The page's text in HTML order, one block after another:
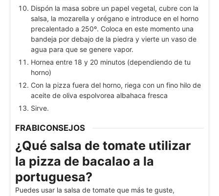
Dispón la masa sobre un papel vegetal, cubre con la
salsa, la mozarella y orégano e introduce en el horno
precalentado a 250º. Coloca en este momento una
bandeja por debajo de la piedra y vierte un vaso de
agua para que se genere vapor.
Hornea entre 18 y 20 minutos (dependiendo de tu
horno)
Con la pizza fuera del horno, riega con un fino hilo de
aceite de oliva espolvorea albahaca fresca
Sirve.
FRABICONSEJOS
¿Qué salsa de tomate utilizar
la pizza de bacalao a la
portuguesa?
Puedes usar la salsa de tomate que más te guste,